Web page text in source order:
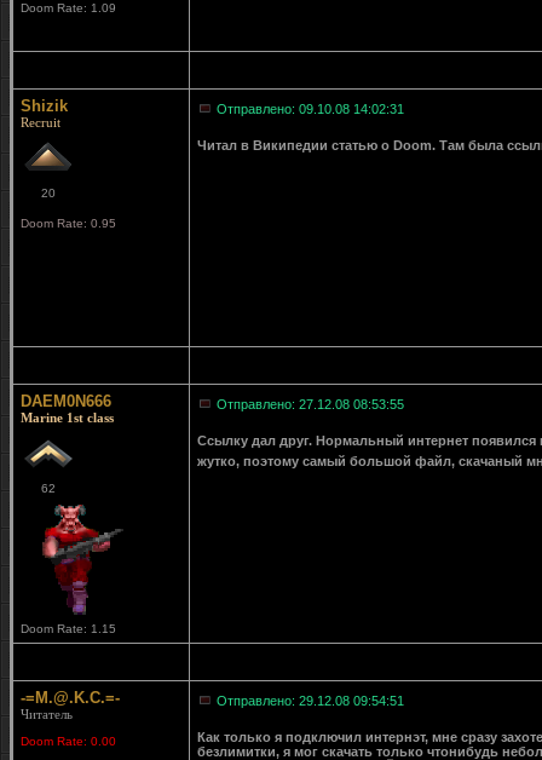
Doom Rate: 1.09
Shizik
Recruit
20
Doom Rate: 0.95
Отправлено: 09.10.08 14:02:31
Читал в Википедии статью о Doom. Там была
DAEM0N666
Marine 1st class
62
Doom Rate: 1.15
Отправлено: 27.12.08 08:53:55
Ссылку дал друг. Нормальный интернет появился
жутко, поэтому самый большой файл, скачаный
-=M.@.K.C.=-
Читатель
Doom Rate: 0.00
Отправлено: 29.12.08 09:54:51
Как только я подключил интернэт, мне сразу
безлимитки, я мог скачать только чтонибудь